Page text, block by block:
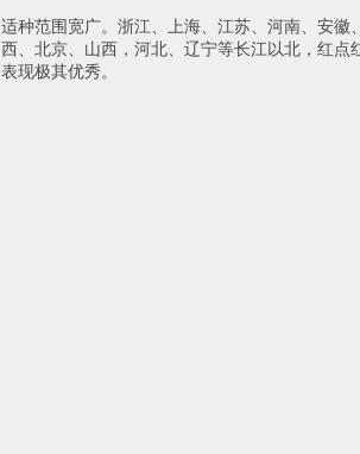
适种范围宽广。浙江、上海、江苏、河南、安徽
西、北京、山西，河北、辽宁等长江以北，红点
表现极其优秀。